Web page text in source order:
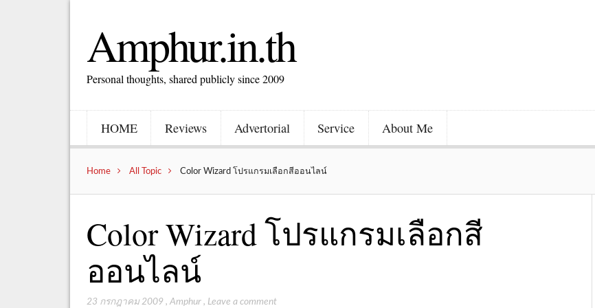
Amphur.in.th
Personal thoughts, shared publicly since 2009
HOME Reviews Advertorial Service About Me
Home All Topic Color Wizard โปรแกรมเลือกสีออนไลน์
Color Wizard โปรแกรมเลือกสี
ออนไลน์
23 กรกฎาคม 2009 ,Amphur , Leave a comment